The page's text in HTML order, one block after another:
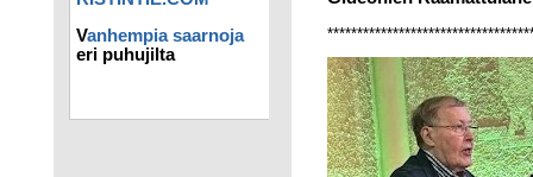
Vanhempia saarnoja
eri puhujilta